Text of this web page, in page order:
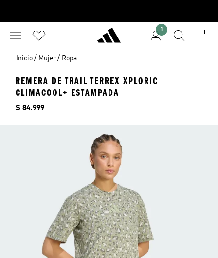
1
Inicio / Mujer / Ropa
REMERA DE TRAIL TERREX XPLORIC
CLIMACOOL+ ESTAMPADA
Precio
$ 84.999